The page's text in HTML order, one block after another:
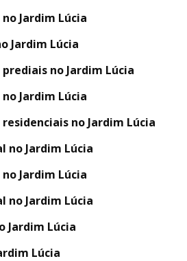
Jardim Lúcia
Jardim Lúcia
no Jardim Lúcia
Jardim Lúcia
no Jardim Lúcia
no Jardim Lúcia
Jardim Lúcia
no Jardim Lúcia
Jardim Lúcia
Lúcia